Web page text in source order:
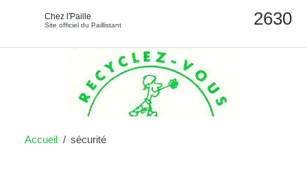
Chez l'Paille
Site officiel du Paillistant
Accueil sécurité